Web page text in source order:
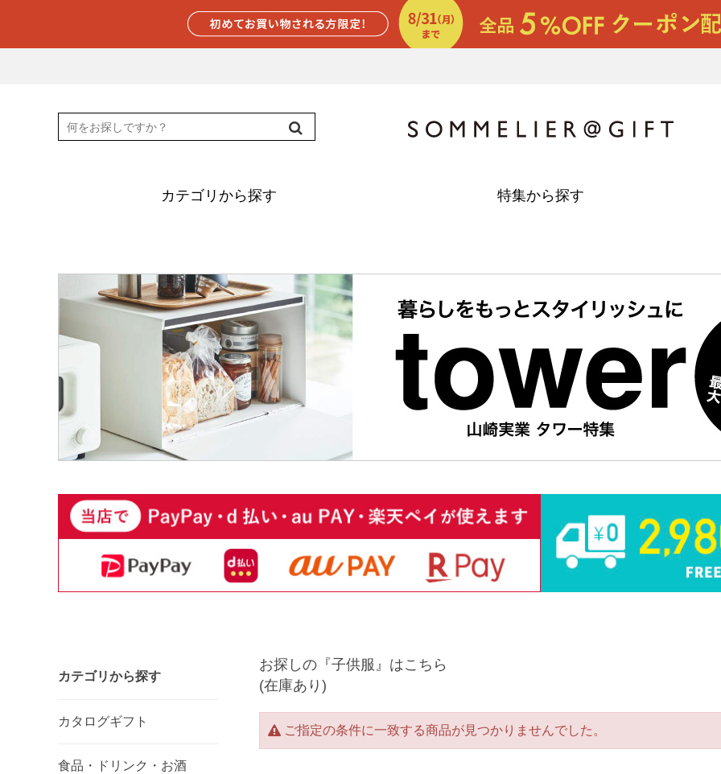
カテゴリから探す 特集から探す
カテゴリから探す
カタログギフト
食品・ドリンク・お酒
お探しの『子供服』はこちら
(在庫あり)
ご指定の条件に一致する商品が見つかりませんでした。